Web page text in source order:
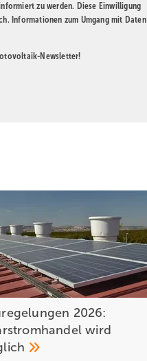
zu werden. Diese Einwilligung
Informationen zum Umgang mit Daten
Newsletter!
2026:
wird